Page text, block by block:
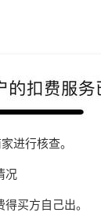
进行核查。
况
买方自己出。